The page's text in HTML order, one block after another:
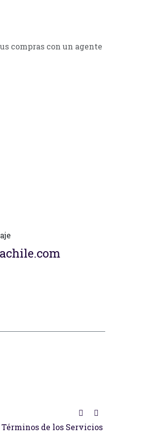
compras con un agente
Términos de los Servicios